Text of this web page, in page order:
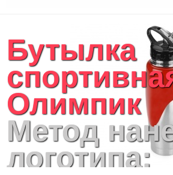
Бутылка
Олимпик
Метод
логотипа: